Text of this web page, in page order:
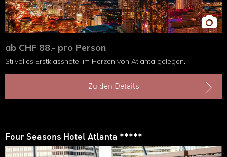
ab CHF 88.- pro Person
Stilvolles Erstklasshotel im Herzen von Atlanta gelegen.
Zu den Details
Four Seasons Hotel Atlanta *****